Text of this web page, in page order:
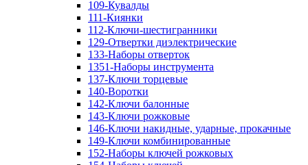
109-Кувалды
111-Киянки
112-Ключи-шестигранники
129-Отвертки диэлектрические
133-Наборы отверток
1351-Наборы инструмента
137-Ключи торцевые
140-Воротки
142-Ключи балонные
143-Ключи рожковые
146-Ключи накидные, ударные, прокачные
149-Ключи комбинированные
152-Наборы ключей рожковых